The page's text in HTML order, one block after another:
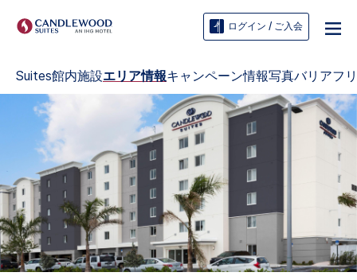
ログイン / ご入会
Suites館内施設エリア情報キャンペーン情報写真バリアフ